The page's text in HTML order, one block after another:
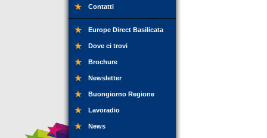
Contatti
Europe Direct Basilicata
Dove ci trovi
Brochure
Newsletter
Buongiorno Regione
Lavoradio
News